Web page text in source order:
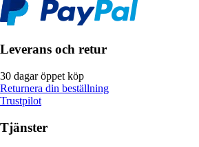
Leverans och retur
30 dagar öppet köp
Returnera din beställning
Trustpilot
Tjänster